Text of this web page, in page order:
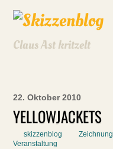
Claus Ast kritzelt
22. Oktober 2010
YELLOWJACKETS
skizzenblog Zeichnung
Veranstaltung